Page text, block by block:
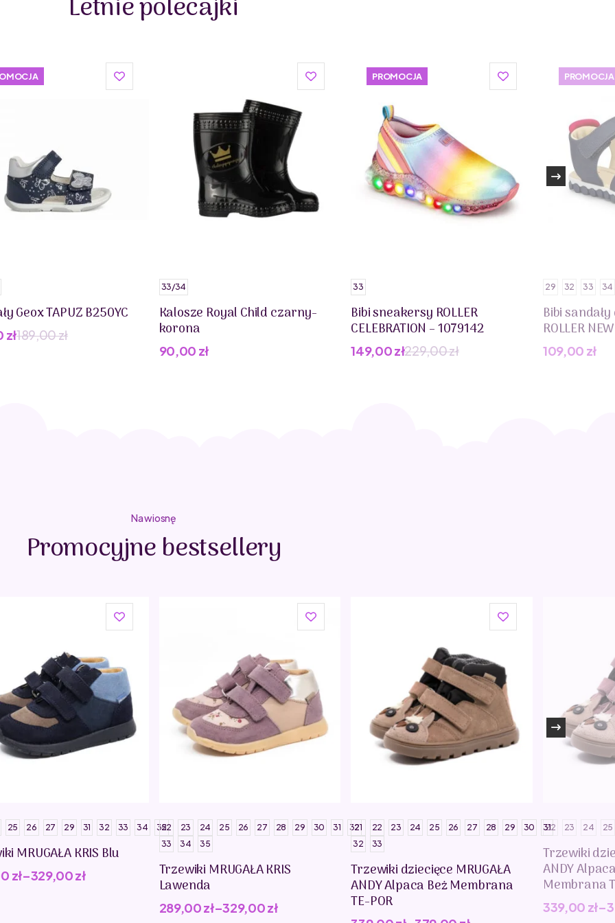
województwie lubelskim. Podobnie jak polska firma Mrugała produkują tylko najwyższej klasy buciki
skórzane.
Letnie polecajki
Geox TAPUZ B250YC
189,00zł
zł
33/34
Kalosze Royal Child czarny-
korona
90,00 zł
PROMOCJA
33
Bibi sneakersy ROLLER
CELEBRATION – 1079142
229,00zł
Pierwotna
149,00zł
Aktualna
PROMOCJA
29 32 33 34
Bibi
ROLLER
109,00 zł
Na wiosnę
Promocyjne bestsellery
25 26 27 29 31 32 33 34 35
MRUGAŁA KRIS Blu
zł–329,00zł
22 23 24 25 26 27 28 29 30 31
32
33
34 35
Trzewiki MRUGAŁA KRIS
Lawenda
289,00zł–329,00zł
21 22 23 24 25 26 27 28 29 30
31
32
33
Trzewiki dziecięce MRUGAŁA
ANDY Alpaca Beż Membrana
TE-POR
22 23 24 25
Trzewiki
ANDY
Membrana
339,00 zł–